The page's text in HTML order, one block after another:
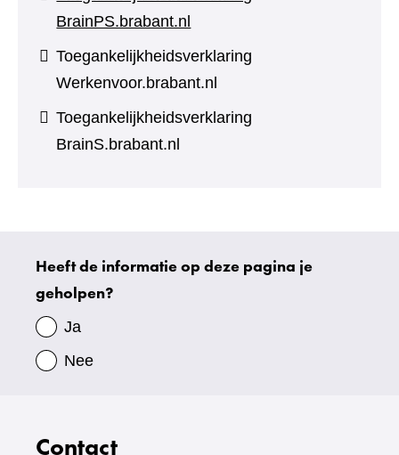
BrainPS.brabant.nl
Toegankelijkheidsverklaring
Werkenvoor.brabant.nl
Toegankelijkheidsverklaring
BrainS.brabant.nl
Uw
gegevens
Heeft de informatie op deze pagina je
geholpen?
Ja
Nee
Contact